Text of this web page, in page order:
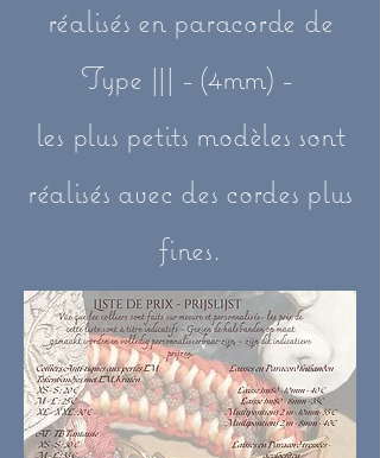
réalisés en paracorde de
Type ||| - (4mm) -
les plus petits modèles sont
réalisés avec des cordes plus
fines.